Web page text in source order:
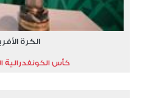
الكرة
كأس الكونفدرالية